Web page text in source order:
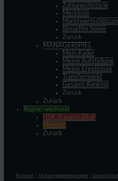
Zahlungshistorie
Merkliste
Besuchte Spiele
Zurück
MANAGERSPIEL
Mein Kader
Meine Aufstellung
Meine Ergebnisse
Transfermarkt
Gesamt-Ranking
Zurück
Zurück
Region wechseln
HSK-Frauenfußball
Menden
Zurück
Kontakt Nutzungsbedingungen